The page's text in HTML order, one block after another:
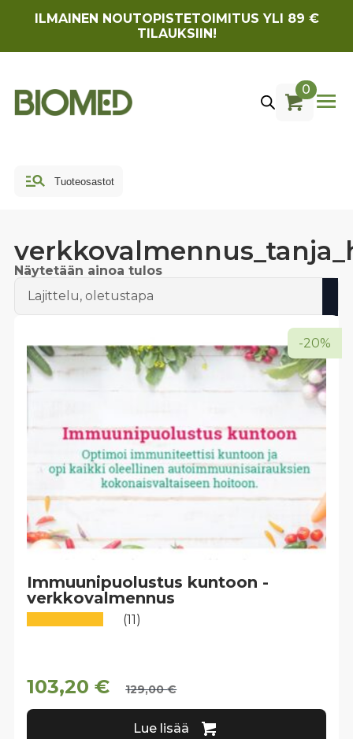
ILMAINEN NOUTOPISTETOIMITUS YLI 89 €
TILAUKSIIN!
0
Näytetään ainoa tulos
-20%
103,20€ 129,00€
Immuunipuolustus kuntoon -
verkkovalmennus
(11)
Lue lisää